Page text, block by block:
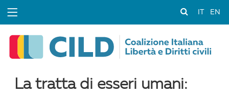
EN
La tratta di esseri umani: